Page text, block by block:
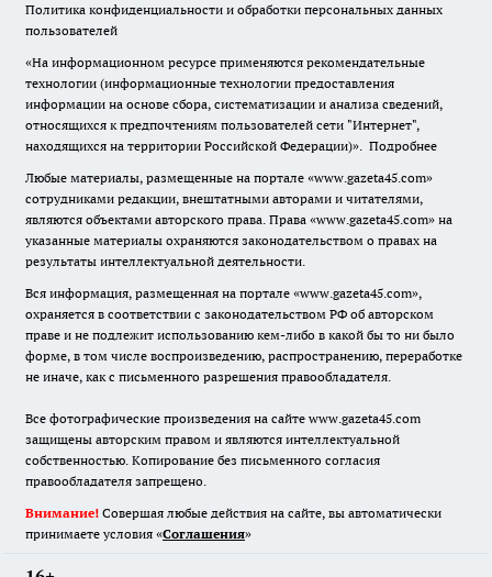
Политика конфиденциальности и обработки персональных данных
пользователей
«На информационном ресурсе применяются рекомендательные
технологии (информационные технологии предоставления
информации на основе сбора, систематизации и анализа сведений,
относящихся к предпочтениям пользователей сети "Интернет",
находящихся на территории Российской Федерации)». Подробнее
Любые материалы, размещенные на портале «www.gazeta45.com»
сотрудниками редакции, внештатными авторами и читателями,
являются объектами авторского права. Права «www.gazeta45.com» на
указанные материалы охраняются законодательством о правах на
результаты интеллектуальной деятельности.
Вся информация, размещенная на портале «www.gazeta45.com»,
охраняется в соответствии с законодательством РФ об авторском
праве и не подлежит использованию кем-либо в какой бы то ни было
форме, в том числе воспроизведению, распространению, переработке
не иначе, как с письменного разрешения правообладателя.
Все фотографические произведения на сайте www.gazeta45.com
защищены авторским правом и являются интеллектуальной
собственностью. Копирование без письменного согласия
правообладателя запрещено.
Внимание! Совершая любые действия на сайте, вы автоматически
принимаете условия «Cоглашения»